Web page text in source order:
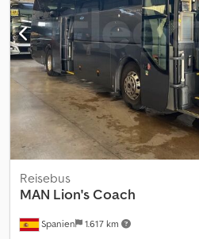
Tempomat, ABS, ASR, Radio,
Senkanlage, Gepäckablage,
Kühlschrank, Düsenbelüftung,
Doppelverglasung,
Punktesystem, Sonnenrollo
elektrisch, Aussenspiegel elektrisch
Rückfahrkamera, Alufelgen. Dkedpfx
Spanien 1.617 km
Reisebus
MAN Lion's Coach